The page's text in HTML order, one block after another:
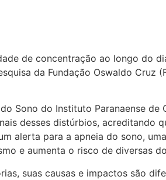
de concentração ao longo do
da Fundação Oswaldo Cruz
Sono do Instituto Paranaense
desses distúrbios, acreditando
alerta para a apneia do sono,
e aumenta o risco de diversas
suas causas e impactos são